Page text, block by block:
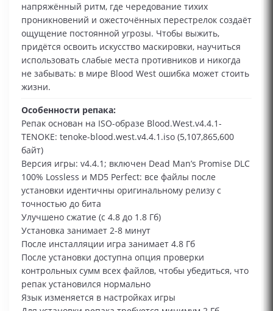
напряжённый ритм, где чередование тихих
проникновений и ожесточённых перестрелок создаёт
ощущение постоянной угрозы. Чтобы выжить,
придётся освоить искусство маскировки, научиться
использовать слабые места противников и никогда
не забывать: в мире Blood West ошибка может стоить
жизни.
Особенности репака:
Репак основан на ISO-образе Blood.West.v4.4.1-
TENOKE: tenoke-blood.west.v4.4.1.iso (5,107,865,600
байт)
Версия игры: v4.4.1; включен Dead Man’s Promise DLC
100% Lossless и MD5 Perfect: все файлы после
установки идентичны оригинальному релизу с
точностью до бита
Улучшено сжатие (с 4.8 до 1.8 Гб)
Установка занимает 2-8 минут
После инсталляции игра занимает 4.8 Гб
После установки доступна опция проверки
контрольных сумм всех файлов, чтобы убедиться, что
репак установился нормально
Язык изменяется в настройках игры